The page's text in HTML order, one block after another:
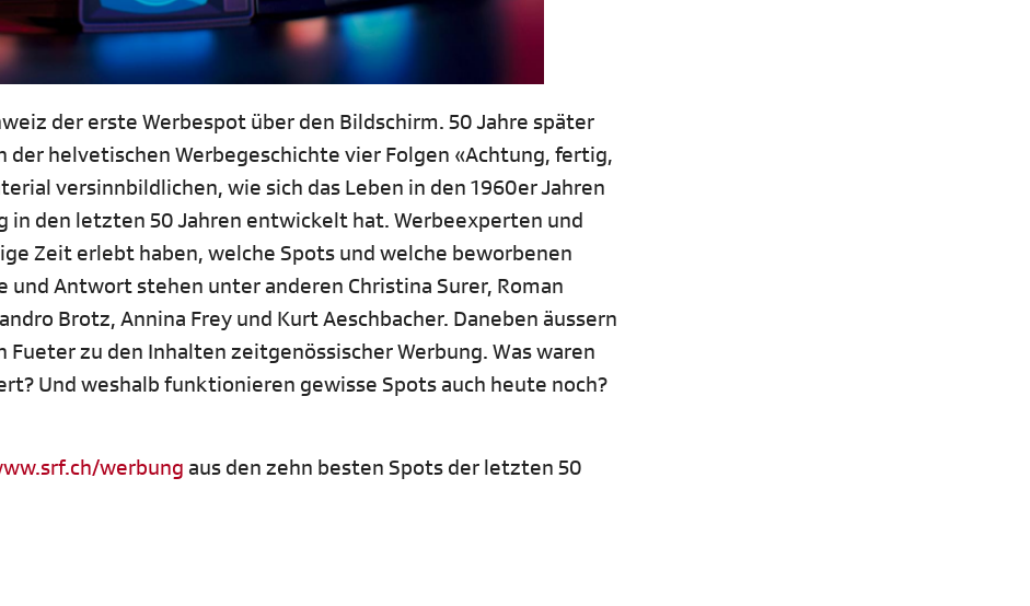
der erste Werbespot über den Bildschirm. 50 Jahre später
der helvetischen Werbegeschichte vier Folgen «Achtung, fertig,
versinnbildlichen, wie sich das Leben in den 1960er Jahren
in den letzten 50 Jahren entwickelt hat. Werbeexperten und
Zeit erlebt haben, welche Spots und welche beworbenen
Antwort stehen unter anderen Christina Surer, Roman
Brotz, Annina Frey und Kurt Aeschbacher. Daneben äussern
Fueter zu den Inhalten zeitgenössischer Werbung. Was waren
Und weshalb funktionieren gewisse Spots auch heute noch?
werbung aus den zehn besten Spots der letzten 50